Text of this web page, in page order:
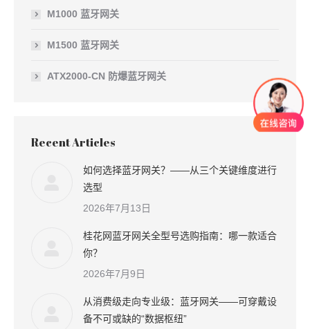
M1000 蓝牙网关
M1500 蓝牙网关
ATX2000-CN 防爆蓝牙网关
Recent Articles
如何选择蓝牙网关？——从三个关键维度进行
选型
2026年7月13日
桂花网蓝牙网关全型号选购指南：哪一款适合
你？
2026年7月9日
从消费级走向专业级：蓝牙网关——可穿戴设
备不可或缺的“数据枢纽”